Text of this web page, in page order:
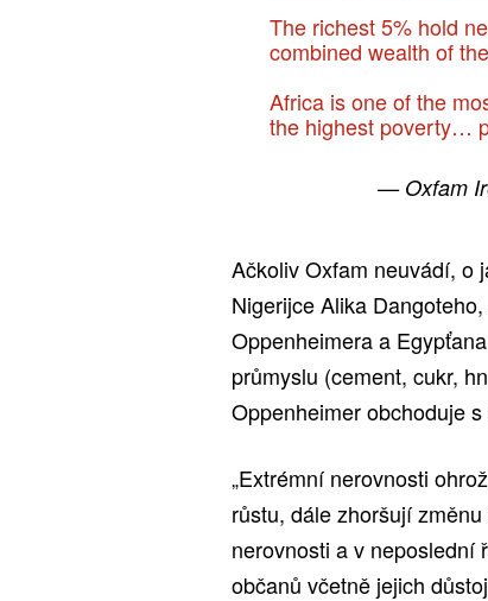
The richest 5% hold
combined wealth of
Africa is one of the
the highest poverty…
— Oxfam
Ačkoliv Oxfam neuvádí, o
Nigerijce Alika
Oppenheimera a
průmyslu (cement, cukr,
Oppenheimer obchoduje
„Extrémní nerovnosti
růstu, dále zhoršují
nerovnosti a v neposlední
občanů včetně jejich